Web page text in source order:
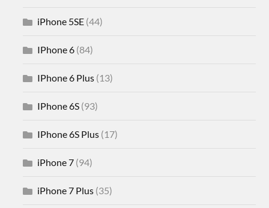
iPhone 5SE (44)
IPhone 6 (84)
IPhone 6 Plus (13)
IPhone 6S (93)
IPhone 6S Plus (17)
iPhone 7 (94)
iPhone 7 Plus (35)